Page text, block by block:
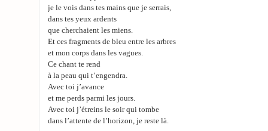
je le vois dans tes mains que je serrais,
dans tes yeux ardents
que cherchaient les miens.
Et ces fragments de bleu entre les arbres
et mon corps dans les vagues.
Ce chant te rend
à la peau qui t’engendra.
Avec toi j’avance
et me perds parmi les jours.
Avec toi j’étreins le soir qui tombe
dans l’attente de l’horizon, je reste là.